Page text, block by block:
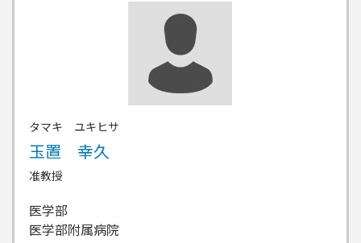
タマキ ユキヒサ
玉置 幸久
准教授
医学部
医学部附属病院